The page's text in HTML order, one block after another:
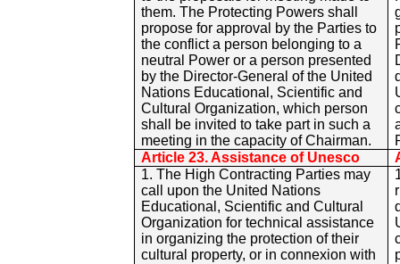
them. The Protecting Powers shall
propose for approval by the Parties to
the conflict a person belonging to a
neutral Power or a person presented
by the Director-General of the United
Nations Educational, Scientific and
Cultural Organization, which person
shall be invited to take part in such a
meeting in the capacity of Chairman.
Article 23. Assistance of Unesco
1. The High Contracting Parties may
call upon the United Nations
Educational, Scientific and Cultural
Organization for technical assistance
in organizing the protection of their
cultural property, or in connexion with